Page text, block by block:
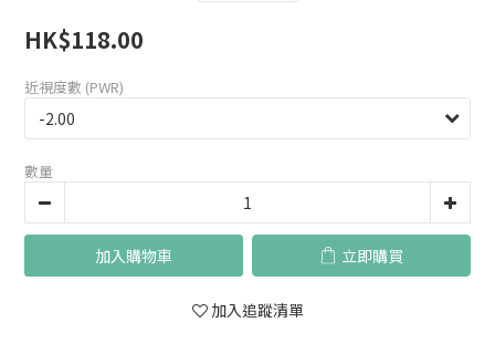
HK$118.00
近視度數 (PWR)
數量
加入購物車 立即購買
加入追蹤清單